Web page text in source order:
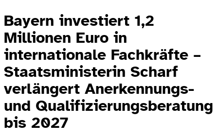
Bayern investiert 1,2
Millionen Euro in
internationale Fachkräfte –
Staatsministerin Scharf
verlängert Anerkennungs-
und Qualifizierungsberatung
bis 2027